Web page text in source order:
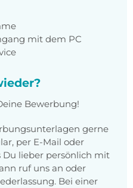
mit dem PC
Bewerbung!
gerne
per E-Mail oder
Du lieber persönlich mit
ruf uns an oder
Bei einer